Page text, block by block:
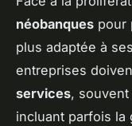
néobanques pour
plus adaptée à
entreprises
services,
incluant parfois la